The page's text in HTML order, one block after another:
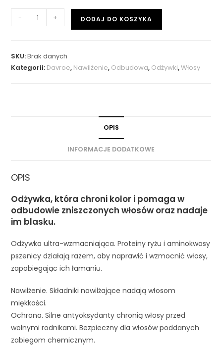
- + DODAJ DO KOSZYKA
SKU:Brak danych
Kategorii: Davroe, Nawilżenie, Odbudowa, Odżywki,Włosy
OPIS
INFORMACJE DODATKOWE
OPIS
Odżywka, która chroni kolor i pomaga w
odbudowie zniszczonych włosów oraz nadaje
im blasku.
Odżywka ultra-wzmacniająca. Proteiny ryżu i aminokwasy
pszenicy działają razem, aby naprawić i wzmocnić włosy,
zapobiegając ich łamaniu.
Nawilżenie. Składniki nawilżające nadają włosom
miękkości.
Ochrona. Silne antyoksydanty chronią włosy przed
wolnymi rodnikami. Bezpieczny dla włosów poddanych
zabiegom chemicznym.